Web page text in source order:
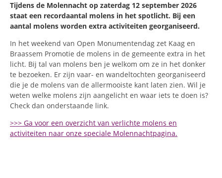
Tijdens de Molennacht op zaterdag 12 september 2026
staat een recordaantal molens in het spotlicht. Bij een
aantal molens worden extra activiteiten georganiseerd.
In het weekend van Open Monumentendag zet Kaag en
Braassem Promotie de molens in de gemeente extra in het
licht. Bij tal van molens ben je welkom om ze in het donker
te bezoeken. Er zijn vaar- en wandeltochten georganiseerd
die je de molens van de allermooiste kant laten zien. Wil je
weten welke molens zijn aangelicht en waar iets te doen is?
Check dan onderstaande link.
>>> Ga voor een overzicht van verlichte molens en
activiteiten naar onze speciale Molennachtpagina.